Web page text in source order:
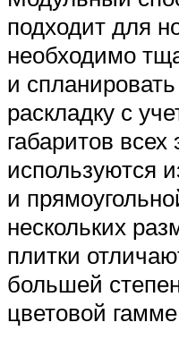
подходит для
необходимо
и
раскладку с
габаритов
используются
и
нескольких
плитки
большей
цветовой